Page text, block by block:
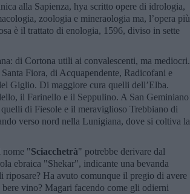
alla Sapienza, hya scritto opere di idrologia,
zoologia e mineraologia ma, l’opera più
è il trattato di enologia, 1596, diviso in sette
di Cortona utili ai convalescenti, ma mediocri.
Fiora, di Acquapendente, Radicofani e
Giglio. Di maggiore cura quelli dell’Elba.
il Farinello e il Seppulino. A San Geminiano
di Fiesole e il meraviglioso Trebbiano di
verso nord nella Lunigiana, dove si coltiva la
nome "Sciacchetrà" potrebbe derivare dal
ebraica "Shekar", indicante una bevanda
riposare? Ha avuto comunque il pregio di avere
vino? Magari facendo come gli odierni